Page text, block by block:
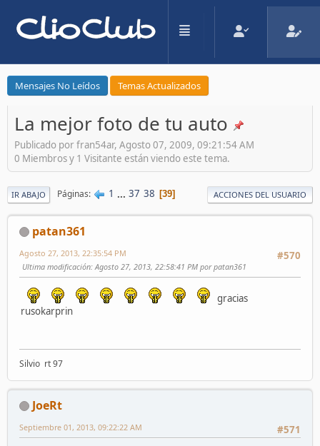
Mensajes No Leídos Temas Actualizados
La mejor foto de tu auto
Publicado por fran54ar, Agosto 07, 2009, 09:21:54 AM
0 Miembros y 1 Visitante están viendo este tema.
IR ABAJO Páginas 1 ... 37 38 39 ACCIONES DEL USUARIO
patan361
#570
Agosto 27, 2013, 22:35:54 PM
Ultima modificación: Agosto 27, 2013, 22:58:41 PM por patan361
gracias
rusokarprin
Silvio rt 97
JoeRt
#571
Septiembre 01, 2013, 09:22:22 AM